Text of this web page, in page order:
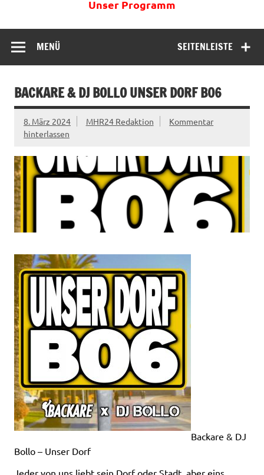
Unser Programm
SEITENLEISTE
MENÜ
BACKARE & DJ BOLLO UNSER DORF B06
8. März 2024 MHR24 Redaktion
Kommentar
hinterlassen
Backare & DJ
Bollo – Unser Dorf